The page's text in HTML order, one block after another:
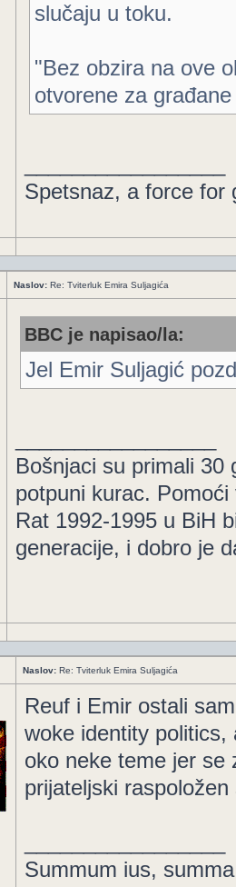
slučaju u toku.
"Bez obzira na ove
otvorene za
Spetsnaz, a force for
Naslov: Re: Tviterluk Emira Suljagića
BBC je napisao/la:
Jel Emir Suljagić
Bošnjaci su primali 30
potpuni kurac.
Rat 1992-1995 u BiH
generacije, i dobro je
Naslov: Re: Tviterluk Emira Suljagića
Reuf i Emir ostali
woke identity
oko neke teme jer se
prijateljski
Summum ius,